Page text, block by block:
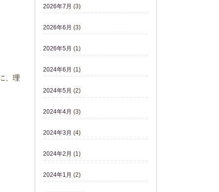
、理
2026年7月 (3)
2026年6月 (3)
2026年5月 (1)
2024年6月 (1)
2024年5月 (2)
2024年4月 (3)
2024年3月 (4)
2024年2月 (1)
2024年1月 (2)